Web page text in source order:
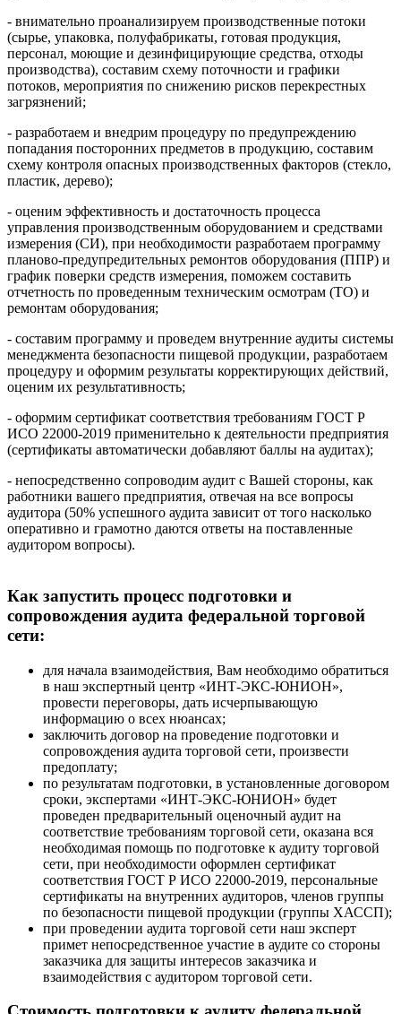
- внимательно проанализируем производственные потоки
(сырье, упаковка, полуфабрикаты, готовая продукция,
персонал, моющие и дезинфицирующие средства, отходы
производства), составим схему поточности и графики
потоков, мероприятия по снижению рисков перекрестных
загрязнений;
- разработаем и внедрим процедуру по предупреждению
попадания посторонних предметов в продукцию, составим
схему контроля опасных производственных факторов (стекло,
пластик, дерево);
- оценим эффективность и достаточность процесса
управления производственным оборудованием и средствами
измерения (СИ), при необходимости разработаем программу
планово-предупредительных ремонтов оборудования (ППР) и
график поверки средств измерения, поможем составить
отчетность по проведенным техническим осмотрам (ТО) и
ремонтам оборудования;
- составим программу и проведем внутренние аудиты системы
менеджмента безопасности пищевой продукции, разработаем
процедуру и оформим результаты корректирующих действий,
оценим их результативность;
- оформим сертификат соответствия требованиям ГОСТ Р
ИСО 22000-2019 применительно к деятельности предприятия
(сертификаты автоматически добавляют баллы на аудитах);
- непосредственно сопроводим аудит с Вашей стороны, как
работники вашего предприятия, отвечая на все вопросы
аудитора (50% успешного аудита зависит от того насколько
оперативно и грамотно даются ответы на поставленные
аудитором вопросы).
Как запустить процесс подготовки и
сопровождения аудита федеральной торговой
сети:
для начала взаимодействия, Вам необходимо обратиться
в наш экспертный центр «ИНТ-ЭКС-ЮНИОН»,
провести переговоры, дать исчерпывающую
информацию о всех нюансах;
заключить договор на проведение подготовки и
сопровождения аудита торговой сети, произвести
предоплату;
по результатам подготовки, в установленные договором
сроки, экспертами «ИНТ-ЭКС-ЮНИОН» будет
проведен предварительный оценочный аудит на
соответствие требованиям торговой сети, оказана вся
необходимая помощь по подготовке к аудиту торговой
сети, при необходимости оформлен сертификат
соответствия ГОСТ Р ИСО 22000-2019, персональные
сертификаты на внутренних аудиторов, членов группы
по безопасности пищевой продукции (группы ХАССП);
при проведении аудита торговой сети наш эксперт
примет непосредственное участие в аудите со стороны
заказчика для защиты интересов заказчика и
взаимодействия с аудитором торговой сети.